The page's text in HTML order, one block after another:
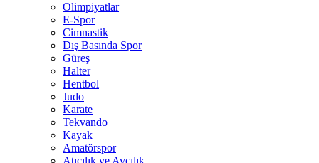
Olimpiyatlar
E-Spor
Cimnastik
Dış Basında Spor
Güreş
Halter
Hentbol
Judo
Karate
Tekvando
Kayak
Amatörspor
Atıcılık ve Avcılık